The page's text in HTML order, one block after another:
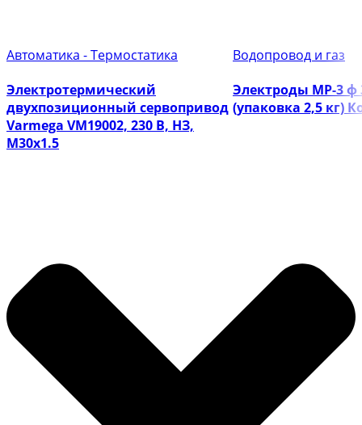
Автоматика - Термостатика
Электротермический
двухпозиционный сервопривод
Varmega VM19002, 230 В, НЗ,
M30х1.5
Водопровод и газ
Электроды МР-3
(упаковка 2,5 кг)